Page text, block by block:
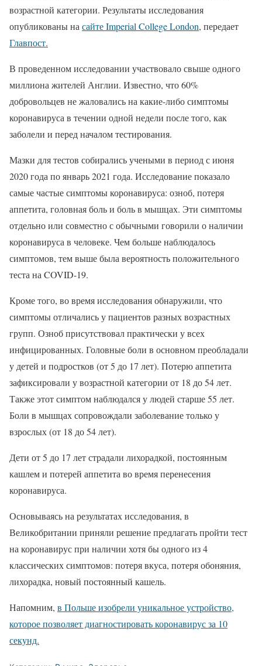
возрастной категории. Результаты исследования
опубликованы на сайте Imperial College London, передает
Главпост.
В проведенном исследовании участвовало свыше одного
миллиона жителей Англии. Известно, что 60%
добровольцев не жаловались на какие-либо симптомы
коронавируса в течении одной недели после того, как
заболели и перед началом тестирования.
Мазки для тестов собирались учеными в период с июня
2020 года по январь 2021 года. Исследование показало
самые частые симптомы коронавируса: озноб, потеря
аппетита, головная боль и боль в мышцах. Эти симптомы
отдельно или совместно с обычными говорили о наличии
коронавируса в человеке. Чем больше наблюдалось
симптомов, тем выше была вероятность положительного
теста на COVID-19.
Кроме того, во время исследования обнаружили, что
симптомы отличались у пациентов разных возрастных
групп. Озноб присутствовал практически у всех
инфицированных. Головные боли в основном преобладали
у детей и подростков (от 5 до 17 лет). Потерю аппетита
зафиксировали у возрастной категории от 18 до 54 лет.
Также этот симптом наблюдался у людей старше 55 лет.
Боли в мышцах сопровождали заболевание только у
взрослых (от 18 до 54 лет).
Дети от 5 до 17 лет страдали лихорадкой, постоянным
кашлем и потерей аппетита во время перенесения
коронавируса.
Основываясь на результатах исследования, в
Великобритании приняли решение предлагать пройти тест
на коронавирус при наличии хотя бы одного из 4
классических симптомов: потеря вкуса, потеря обоняния,
лихорадка, новый постоянный кашель.
Напомним, в Польше изобрели уникальное устройство,
которое позволяет диагностировать коронавирус за 10
секунд.